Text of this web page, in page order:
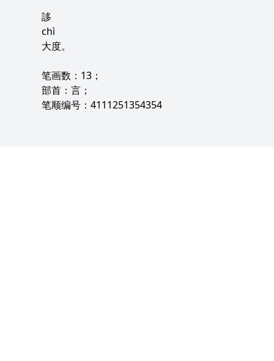
誃
chì
大度。
笔画数：13；
部首：言；
笔顺编号：4111251354354